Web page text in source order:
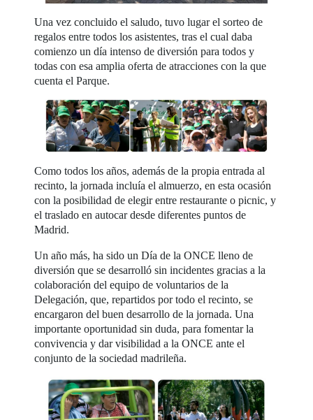
Una vez concluido el saludo, tuvo lugar el sorteo de
regalos entre todos los asistentes, tras el cual daba
comienzo un día intenso de diversión para todos y
todas con esa amplia oferta de atracciones con la que
cuenta el Parque.
Como todos los años, además de la propia entrada al
recinto, la jornada incluía el almuerzo, en esta ocasión
con la posibilidad de elegir entre restaurante o picnic, y
el traslado en autocar desde diferentes puntos de
Madrid.
Un año más, ha sido un Día de la ONCE lleno de
diversión que se desarrolló sin incidentes gracias a la
colaboración del equipo de voluntarios de la
Delegación, que, repartidos por todo el recinto, se
encargaron del buen desarrollo de la jornada. Una
importante oportunidad sin duda, para fomentar la
convivencia y dar visibilidad a la ONCE ante el
conjunto de la sociedad madrileña.